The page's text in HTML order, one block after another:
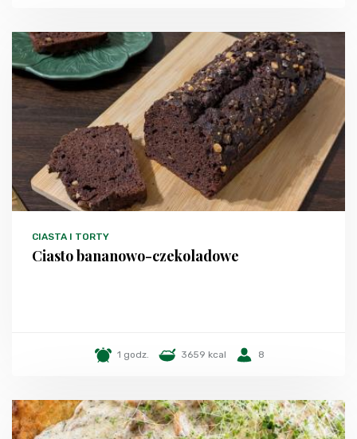
CIASTA I TORTY
Ciasto bananowo-czekoladowe
1 godz. 3659 kcal 8